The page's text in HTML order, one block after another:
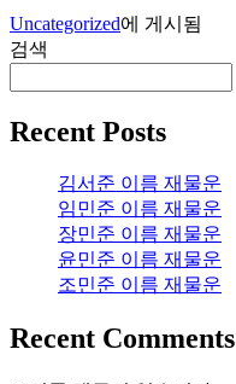
Uncategorized에 게시됨
검색
Recent Posts
김서준 이름 재물운
임민준 이름 재물운
장민준 이름 재물운
윤민준 이름 재물운
조민준 이름 재물운
Recent Comments